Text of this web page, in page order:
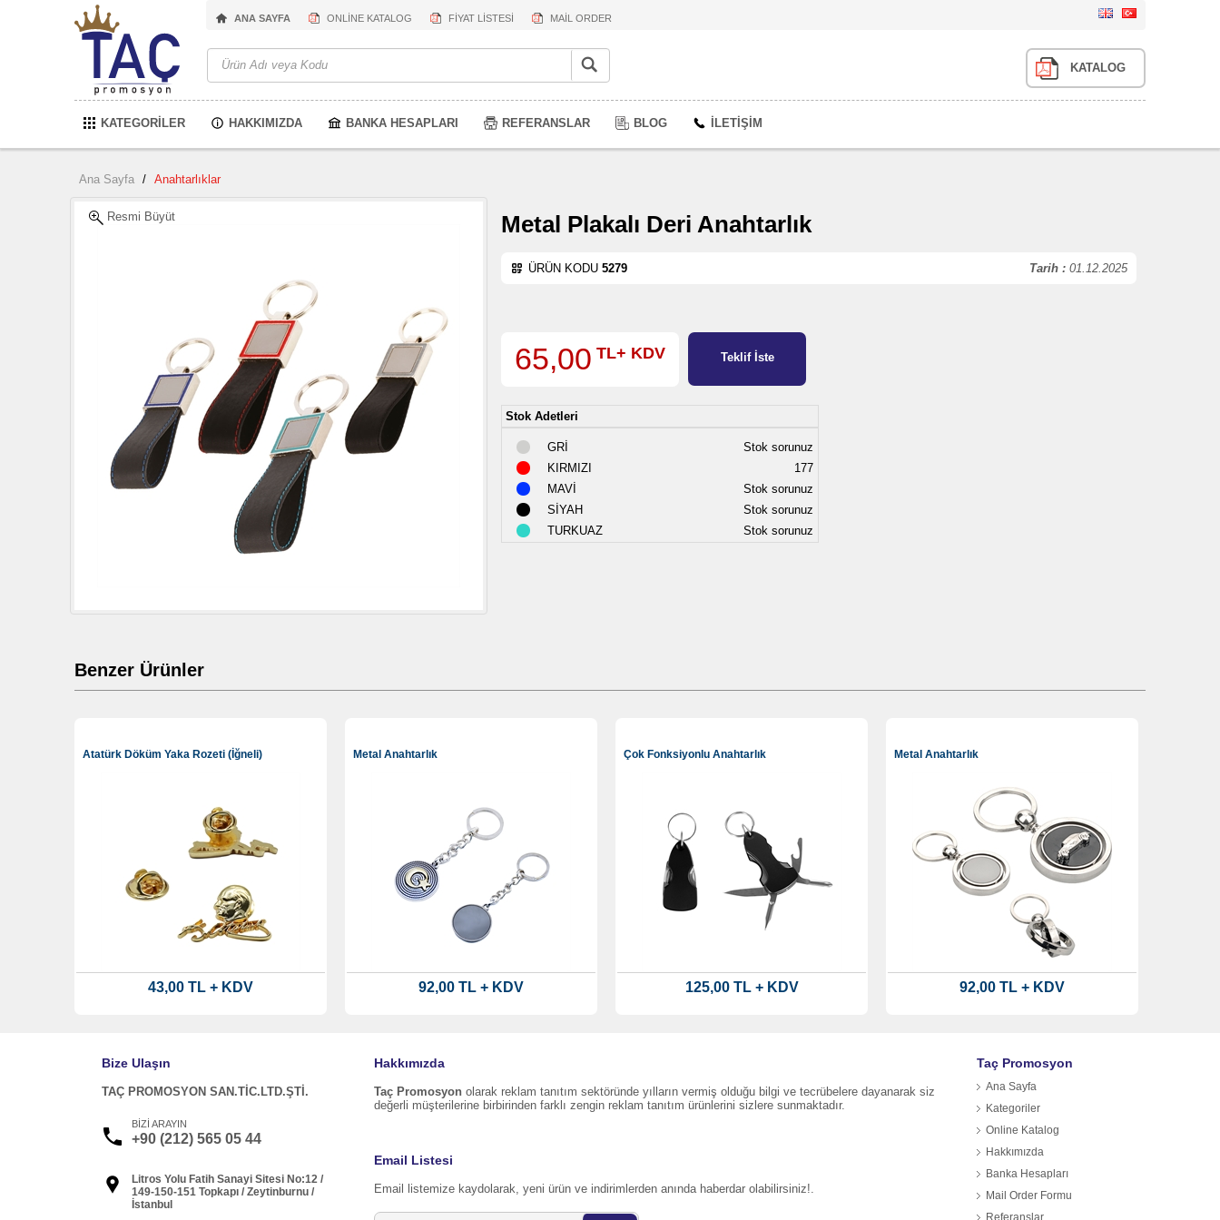
ANA SAYFA ONLİNE KATALOG FİYAT LİSTESİ MAİL ORDER
KATALOG
KATEGORİLER HAKKIMIZDA BANKA HESAPLARI REFERANSLAR BLOG İLETİŞİM
Ana Sayfa / Anahtarlıklar
Resmi Büyüt Metal Plakalı Deri Anahtarlık
Tarih : 01.12.2025
ÜRÜN KODU 5279
65,00 TL+ KDV Teklif İste
Stok Adetleri
GRİ
Stok sorunuz
KIRMIZI
177
MAVİ
Stok sorunuz
SİYAH
Stok sorunuz
TURKUAZ
Stok sorunuz
Benzer Ürünler
Atatürk Döküm Yaka Rozeti (İğneli)
43,00 TL + KDV
Metal Anahtarlık
92,00 TL + KDV
Çok Fonksiyonlu Anahtarlık
125,00 TL + KDV
Metal Anahtarlık
92,00 TL + KDV
Bize Ulaşın
TAÇ PROMOSYON SAN.TİC.LTD.ŞTİ.
BİZİ ARAYIN
+90 (212) 565 05 44
Litros Yolu Fatih Sanayi Sitesi No:12 /
149-150-151 Topkapı / Zeytinburnu /
İstanbul
Hakkımızda
Taç Promosyon olarak reklam tanıtım sektöründe yılların vermiş olduğu bilgi ve tecrübelere dayanarak siz
değerli müşterilerine birbirinden farklı zengin reklam tanıtım ürünlerini sizlere sunmaktadır.
Email Listesi
Email listemize kaydolarak, yeni ürün ve indirimlerden anında haberdar olabilirsiniz!.
Taç Promosyon
Ana Sayfa
Kategoriler
Online Katalog
Hakkımızda
Banka Hesapları
Mail Order Formu
Referanslar